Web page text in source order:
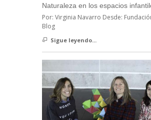
Naturaleza en los espacios
Por: Virginia Navarro Desde:
Blog
Sigue leyendo...